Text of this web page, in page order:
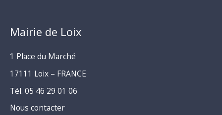
Mairie de Loix
1 Place du Marché
17111 Loix – FRANCE
Tél. 05 46 29 01 06
Nous contacter